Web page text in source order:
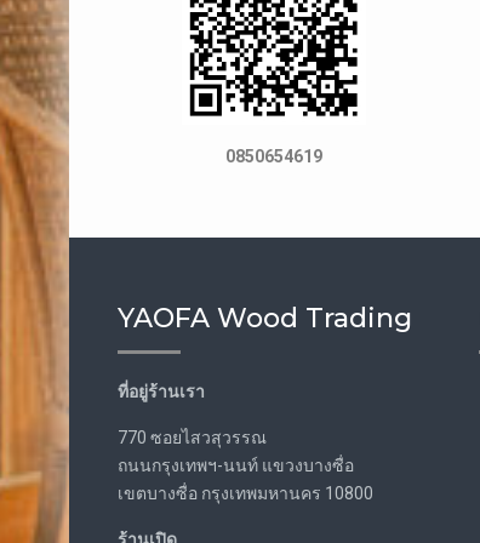
0850654619
YAOFA Wood Trading
ที่อยู่ร้านเรา
770 ซอยไสวสุวรรณ
ถนนกรุงเทพฯ-นนท์ แขวงบางซื่อ
เขตบางซื่อ กรุงเทพมหานคร 10800